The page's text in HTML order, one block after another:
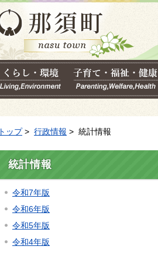
トップ> 行政情報 > 統計情報
統計情報
令和7年版
令和6年版
令和5年版
令和4年版